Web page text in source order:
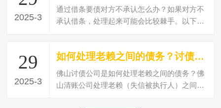
2025-3
通过借条要债对方不承认怎么办？如果对方不
承认借条，处理起来可能会比较棘手。以下是
29
2025-3
如何处理老赖之间的债务？讨债方法
佛山讨债公司是如何处理老赖之间的债务？佛
山清账公司处理老赖（失信被执行人）之间的